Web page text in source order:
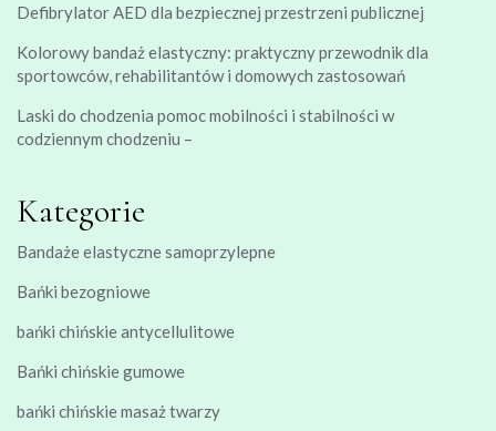
Defibrylator AED dla bezpiecznej przestrzeni publicznej
Kolorowy bandaż elastyczny: praktyczny przewodnik dla
sportowców, rehabilitantów i domowych zastosowań
Laski do chodzenia pomoc mobilności i stabilności w
codziennym chodzeniu –
Kategorie
Bandaże elastyczne samoprzylepne
Bańki bezogniowe
bańki chińskie antycellulitowe
Bańki chińskie gumowe
bańki chińskie masaż twarzy